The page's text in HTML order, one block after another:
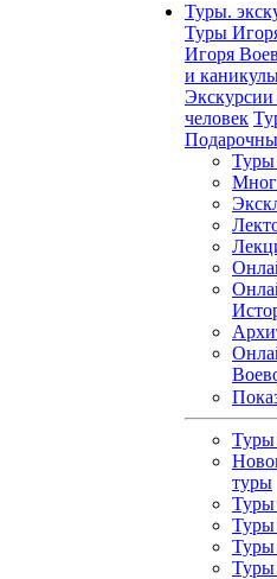
Туры.
Туры
Игоря
и
Экскурсии
человек
Туры
Туры
туры
Туры
Туры
Туры
Туры